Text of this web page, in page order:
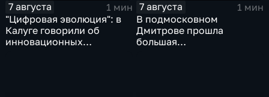
7 августа
1 мин
"Цифровая эволюция": в
Калуге говорили об
инновационных
7 августа
1 мин
В подмосковном
Дмитрове прошла
большая